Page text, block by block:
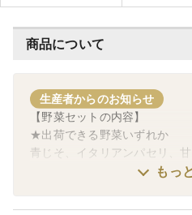
商品について
生産者からのお知らせ
【野菜セットの内容】
★出荷できる野菜いずれか
青じそ、イタリアンパセリ、
キュウリ、ミニトマト、ナス
もっ